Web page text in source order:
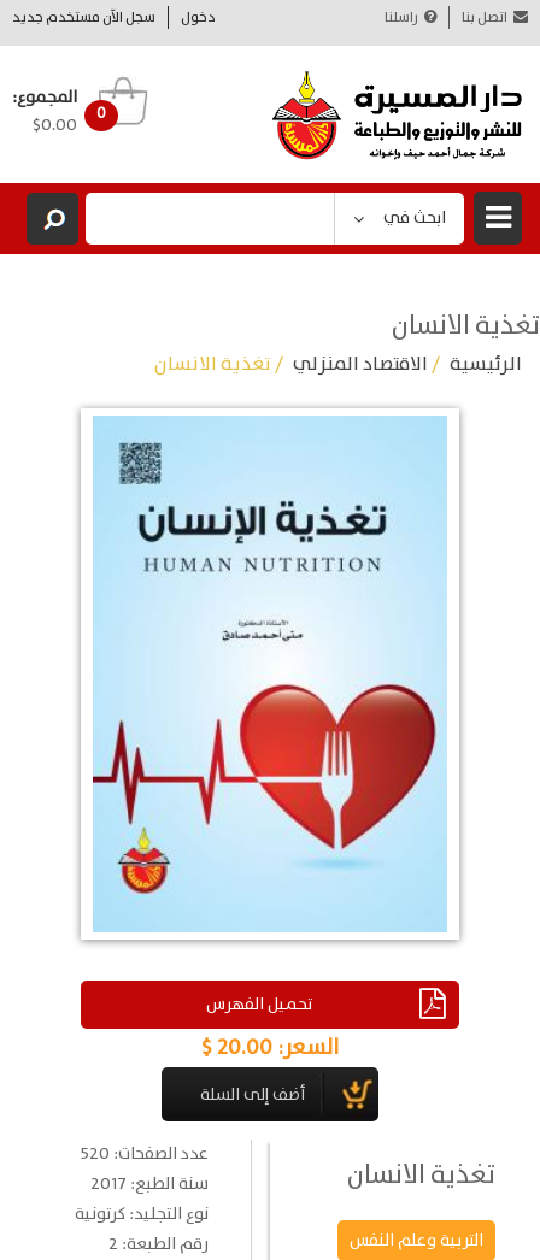
دخول سجل الآن مستخدم جديد اتصل بنا راسلنا
0
المجموع:
$0.00
ابحث في
تغذية الانسان
الرئيسية /الاقتصاد المنزلي / تغذية الانسان
تحميل الفهرس
السعر: 20.00 $
تغذية الانسان
التربية وعلم النفس
عدد الصفحات: 520
سنة الطبع: 2017
نوع التجليد: كرتونية
رقم الطبعة: 2